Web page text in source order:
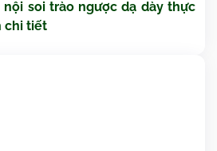
soi trào ngược dạ dày thực
chi tiết